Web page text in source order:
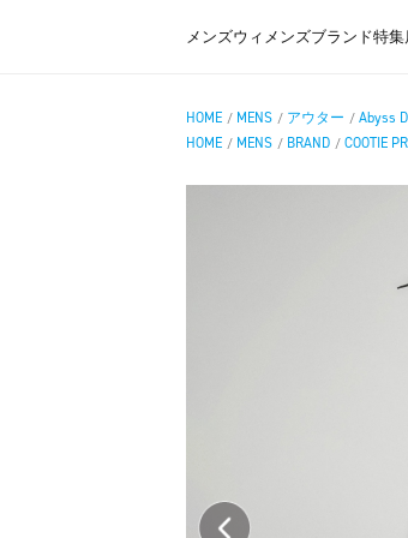
メンズウィメンズブランド特集
HOME / MENS / アウター / Abyss
HOME / MENS / BRAND / COOTIE